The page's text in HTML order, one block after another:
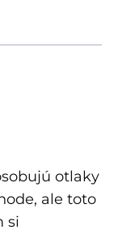
otlaky
ale toto
si